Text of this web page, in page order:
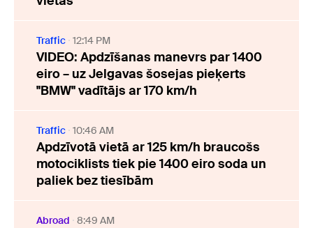
Traffic 12:14 PM
VIDEO: Apdzīšanas manevrs par 1400
eiro – uz Jelgavas šosejas pieķerts
"BMW" vadītājs ar 170 km/h
Traffic 10:46 AM
Apdzīvotā vietā ar 125 km/h braucošs
motociklists tiek pie 1400 eiro soda un
paliek bez tiesībām
Abroad 8:49 AM